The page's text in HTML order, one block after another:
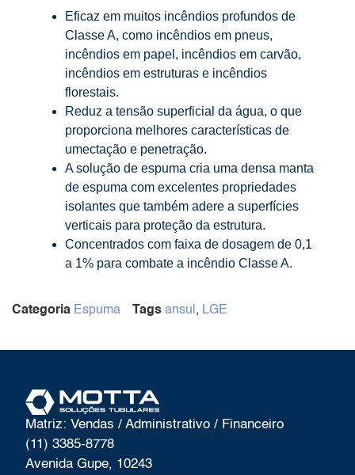
Eficaz em muitos incêndios profundos de
Classe A, como incêndios em pneus,
incêndios em papel, incêndios em carvão,
incêndios em estruturas e incêndios
florestais.
Reduz a tensão superficial da água, o que
proporciona melhores características de
umectação e penetração.
A solução de espuma cria uma densa manta
de espuma com excelentes propriedades
isolantes que também adere a superfícies
verticais para proteção da estrutura.
Concentrados com faixa de dosagem de 0,1
a 1% para combate a incêndio Classe A.
Categoria Espuma Tags ansul , LGE
Matriz: Vendas / Administrativo / Financeiro
(11) 3385-8778
Avenida Gupe, 10243